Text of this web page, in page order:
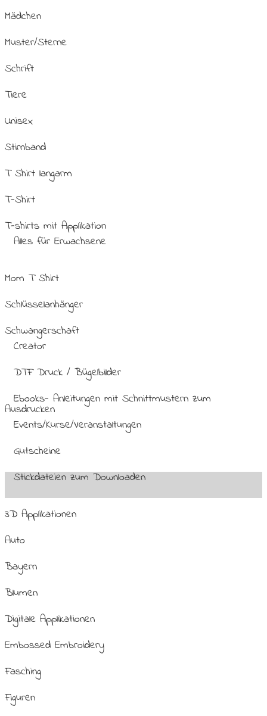
Mädchen
Muster/Sterne
Schrift
Tiere
Unisex
Stirnband
T Shirt langarm
T-Shirt
T-shirts mit Applikation
Alles für Erwachsene
Mom T Shirt
Schlüsselanhänger
Schwangerschaft
Creator
DTF Druck / Bügelbilder
Ebooks- Anleitungen mit Schnittmustern zum
Ausdrucken
Events/Kurse/Veranstaltungen
Gutscheine
Stickdateien zum Downloaden
3D Applikationen
Auto
Bayern
Blumen
Digitale Applikationen
Embossed Embroidery
Fasching
Figuren